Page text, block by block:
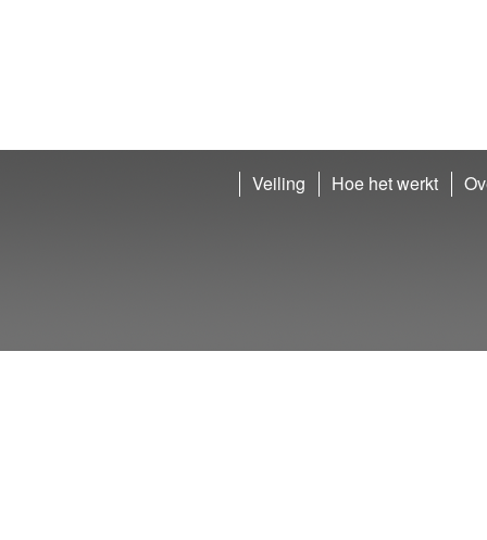
Veiling Hoe het werkt